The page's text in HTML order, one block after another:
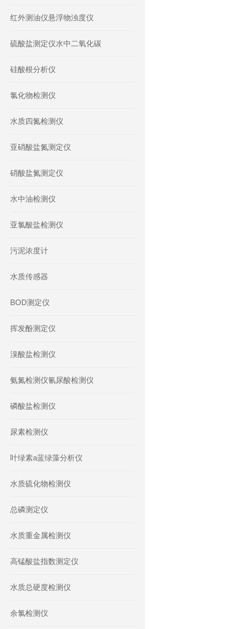
红外测油仪悬浮物浊度仪
硫酸盐测定仪水中二氧化碳
硅酸根分析仪
氯化物检测仪
水质四氮检测仪
亚硝酸盐氮测定仪
硝酸盐氮测定仪
水中油检测仪
亚氯酸盐检测仪
污泥浓度计
水质传感器
BOD测定仪
挥发酚测定仪
溴酸盐检测仪
氨氮检测仪氰尿酸检测仪
磷酸盐检测仪
尿素检测仪
叶绿素a蓝绿藻分析仪
水质硫化物检测仪
总磷测定仪
水质重金属检测仪
高锰酸盐指数测定仪
水质总硬度检测仪
余氯检测仪